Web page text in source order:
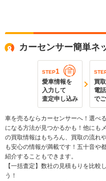
カーセンサー簡単ネ
STEP1
愛車情報を
入力して
査定申し込み
買
電
で
車を売るならカーセンサーへ！選べ
になる方法が見つかるかも！他にも
の買取情報はもちろん、買取の流れ
も安心の情報が満載です！五十音や
紹介することもできます。
【一括査定】数社の見積もりを比
う！